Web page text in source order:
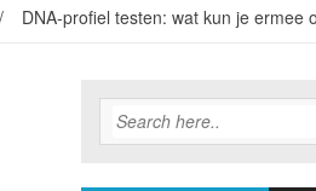
/ DNA-profiel testen: wat kun je ermee